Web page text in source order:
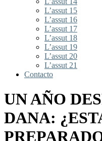
L’assut 15
L’assut 16
L’assut 17
L’assut 18
L’assut 19
L’assut 20
L’assut 21
Contacto
UN AÑO
DANA: